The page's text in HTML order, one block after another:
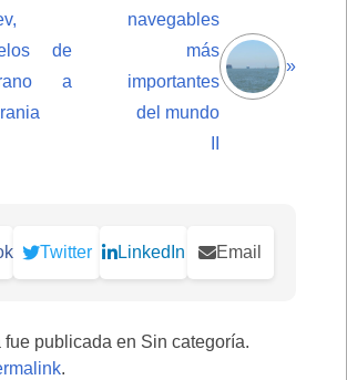
de
a
navegables
más
importantes
del mundo
»
Twitter LinkedIn Email
fue publicada en Sin categoría.
.